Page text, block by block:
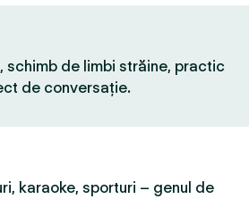
schimb de limbi străine, practic
de conversație.
karaoke, sporturi – genul de